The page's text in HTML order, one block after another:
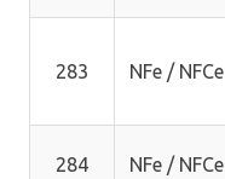
283 NFe / NFCe
284 NFe / NFCe